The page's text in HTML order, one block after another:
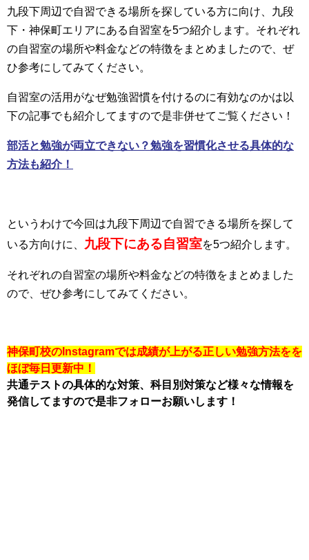
九段下周辺で自習できる場所を探している方に向け、九段
下・神保町エリアにある自習室を5つ紹介します。それぞれ
の自習室の場所や料金などの特徴をまとめましたので、ぜ
ひ参考にしてみてください。
自習室の活用がなぜ勉強習慣を付けるのに有効なのかは以
下の記事でも紹介してますので是非併せてご覧ください！
部活と勉強が両立できない？勉強を習慣化させる具体的な
方法も紹介！
というわけで今回は九段下周辺で自習できる場所を探して
いる方向けに、 九段下にある自習室を5つ紹介します。
それぞれの自習室の場所や料金などの特徴をまとめました
ので、ぜひ参考にしてみてください。
神保町校のInstagramでは成績が上がる正しい勉強方法をを
ほぼ毎日更新中！
共通テストの具体的な対策、科目別対策など様々な情報を
発信してますので是非フォローお願いします！